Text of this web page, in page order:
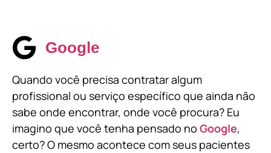
Google
Quando você precisa contratar algum
profissional ou serviço específico que ainda não
sabe onde encontrar, onde você procura? Eu
imagino que você tenha pensado no Google,
certo? O mesmo acontece com seus pacientes